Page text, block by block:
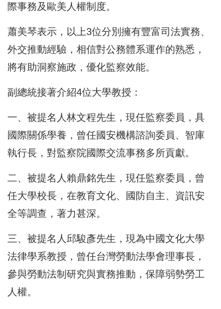
際事務及歐美人權制度。
蕭美琴表示，以上3位分別擁有豐富司法實務、
外交推動經驗，相信對公務體系運作的熟悉，
將有助洞察施政，優化監察效能。
副總統接著介紹4位大學教授：
一、被提名人林文程先生，現任監察委員，具
國際關係學養，曾任國安機構諮詢委員、智庫
執行長，對監察院國際交流事務多所貢獻。
二、被提名人賴鼎銘先生，現任監察委員，曾
任大學校長，在教育文化、國防自主、資訊安
全等調查，著力甚深。
三、被提名人邱駿彥先生，現為中國文化大學
法律學系教授，曾任台灣勞動法學會理事長，
參與勞動法制研究與實務推動，保障弱勢勞工
人權。